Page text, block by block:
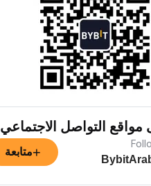
مواقع التواصل الاجتماعي
+متابعة